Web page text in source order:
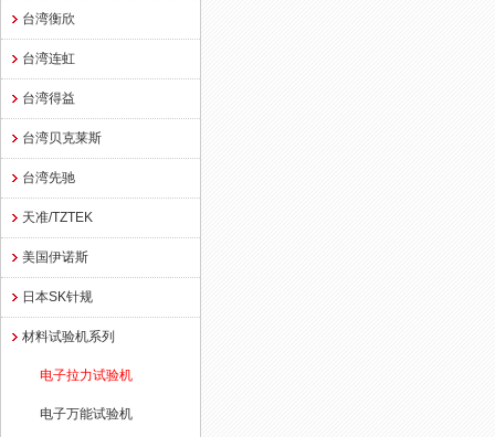
台湾衡欣
台湾连虹
台湾得益
台湾贝克莱斯
台湾先驰
天准/TZTEK
美国伊诺斯
日本SK针规
材料试验机系列
电子拉力试验机
电子万能试验机